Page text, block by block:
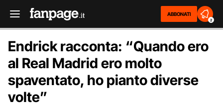
ABBONATI
2
Endrick racconta: “Quando ero
al Real Madrid ero molto
spaventato, ho pianto diverse
volte”